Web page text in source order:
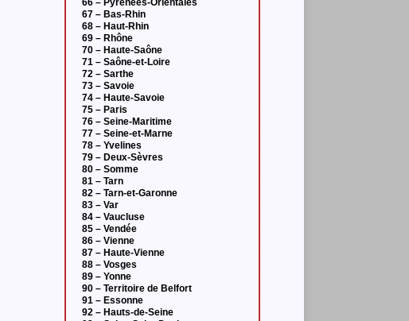
66 – Pyrénées-Orientales
67 – Bas-Rhin
68 – Haut-Rhin
69 – Rhône
70 – Haute-Saône
71 – Saône-et-Loire
72 – Sarthe
73 – Savoie
74 – Haute-Savoie
75 – Paris
76 – Seine-Maritime
77 – Seine-et-Marne
78 – Yvelines
79 – Deux-Sèvres
80 – Somme
81 – Tarn
82 – Tarn-et-Garonne
83 – Var
84 – Vaucluse
85 – Vendée
86 – Vienne
87 – Haute-Vienne
88 – Vosges
89 – Yonne
90 – Territoire de Belfort
91 – Essonne
92 – Hauts-de-Seine